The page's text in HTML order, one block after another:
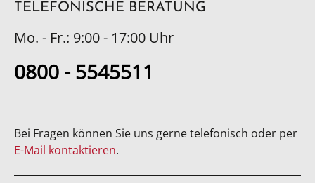
TELEFONISCHE BERATUNG
Mo. - Fr.: 9:00 - 17:00 Uhr
0800 - 5545511
Bei Fragen können Sie uns gerne telefonisch oder per
E-Mail kontaktieren.